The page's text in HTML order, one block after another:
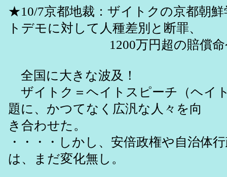
★10/7京都地裁：ザイトクの京都朝
トデモに対して人種差別と断罪、
1200万円超の賠償命令
全国に大きな波及！
ザイトク＝ヘイトスピーチ（ヘイ
題に、かつてなく広汎な人々を向
き合わせた。
・・・・しかし、安倍政権や自治体
は、まだ変化無し。